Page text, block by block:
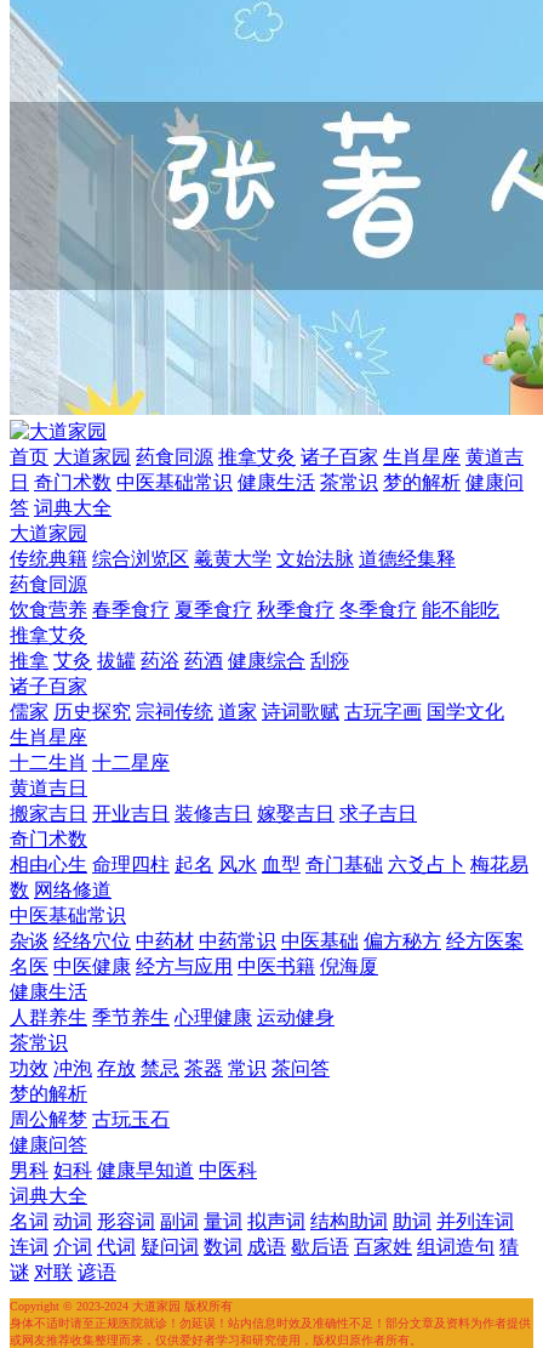
首页 大道家园 药食同源 推拿艾灸 诸子百家 生肖星座 黄道吉
日 奇门术数 中医基础常识 健康生活 茶常识 梦的解析 健康问
答 词典大全
大道家园
传统典籍 综合浏览区 羲黄大学 文始法脉 道德经集释
药食同源
饮食营养 春季食疗 夏季食疗 秋季食疗 冬季食疗 能不能吃
推拿艾灸
推拿 艾灸 拔罐 药浴 药酒 健康综合 刮痧
诸子百家
儒家 历史探究 宗祠传统 道家 诗词歌赋 古玩字画 国学文化
生肖星座
十二生肖 十二星座
黄道吉日
搬家吉日 开业吉日 装修吉日 嫁娶吉日 求子吉日
奇门术数
相由心生 命理四柱 起名 风水 血型 奇门基础 六爻占卜 梅花易
数 网络修道
中医基础常识
杂谈 经络穴位 中药材 中药常识 中医基础 偏方秘方 经方医案
名医 中医健康 经方与应用 中医书籍 倪海厦
健康生活
人群养生 季节养生 心理健康 运动健身
茶常识
功效 冲泡 存放 禁忌 茶器 常识 茶问答
梦的解析
周公解梦 古玩玉石
健康问答
男科 妇科 健康早知道 中医科
词典大全
名词 动词 形容词 副词 量词 拟声词 结构助词 助词 并列连词
连词 介词 代词 疑问词 数词 成语 歇后语 百家姓 组词造句 猜
谜 对联 谚语
Copyright © 2023-2024 大道家园 版权所有
身体不适时请至正规医院就诊！勿延误！站内信息时效及准确性不足！部分文章及资料为作者提供
或网友推荐收集整理而来，仅供爱好者学习和研究使用，版权归原作者所有。